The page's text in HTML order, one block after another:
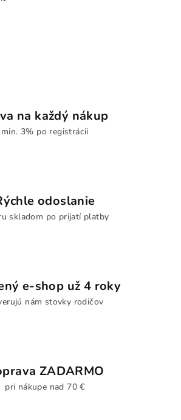
na každý nákup
min. 3% po registrácii
odoslanie
skladom po prijatí platby
e-shop už 4 roky
nám stovky rodičov
ZADARMO
pri nákupe nad 70 €